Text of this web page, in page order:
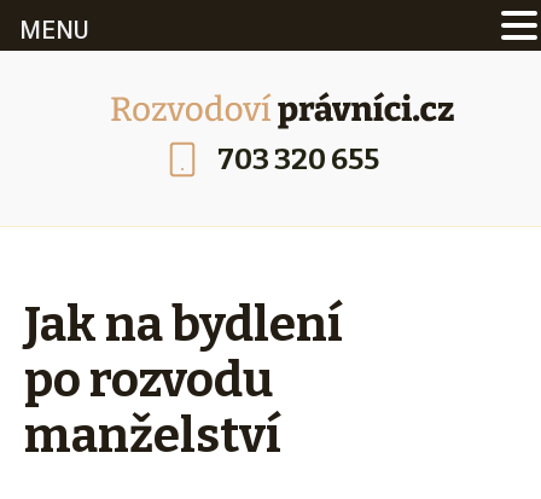
703 320 655
Jak na bydlení
po rozvodu
manželství
MENU